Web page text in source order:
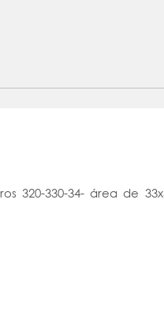
320-330-34- área de